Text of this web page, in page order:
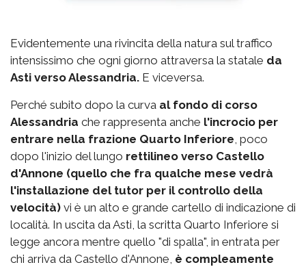
Evidentemente una rivincita della natura sul traffico
intensissimo che ogni giorno attraversa la statale da
Asti verso Alessandria. E viceversa.
Perché subito dopo la curva al fondo di corso
Alessandria che rappresenta anche l'incrocio per
entrare nella frazione Quarto Inferiore, poco
dopo l'inizio del lungo rettilineo verso Castello
d'Annone (quello che fra qualche mese vedrà
l'installazione del tutor per il controllo della
velocità) vi è un alto e grande cartello di indicazione di
località. In uscita da Asti, la scritta Quarto Inferiore si
legge ancora mentre quello "di spalla", in entrata per
chi arriva da Castello d'Annone, è compleamente